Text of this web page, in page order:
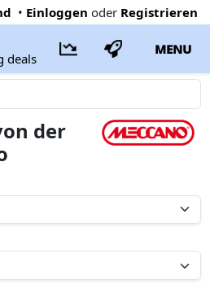
• Einloggen oder Registrieren
deals
MENU
der